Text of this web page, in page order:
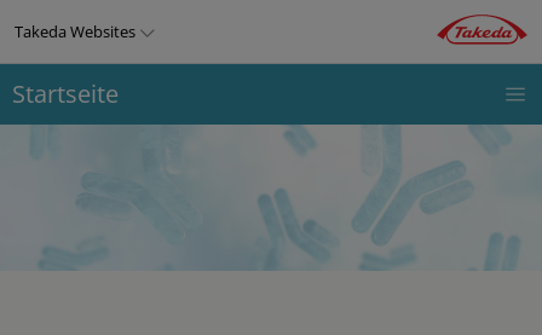
zum
Inhalt
Takeda Websites
Top
menu
CIDP GBS
MMN
Startseite